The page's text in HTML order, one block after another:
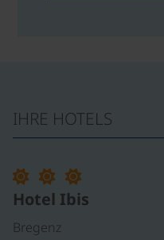
IHRE HOTELS
Hotel Ibis
Bregenz